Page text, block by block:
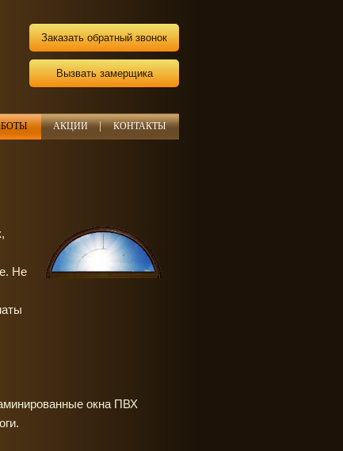
Заказать обратный звонок
Вызвать замерщика
АКЦИИ КОНТАКТЫ
Не
окна ПВХ